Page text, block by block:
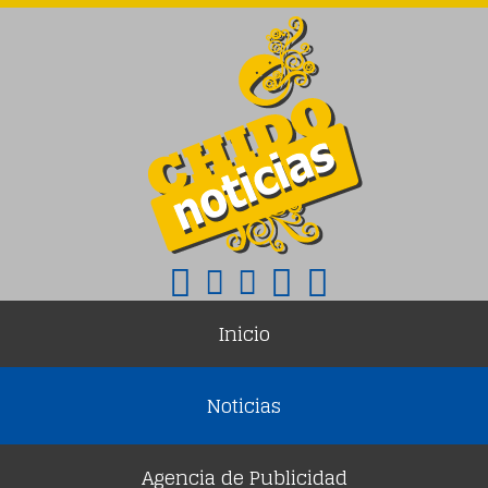
Inicio
Noticias
Agencia de Publicidad